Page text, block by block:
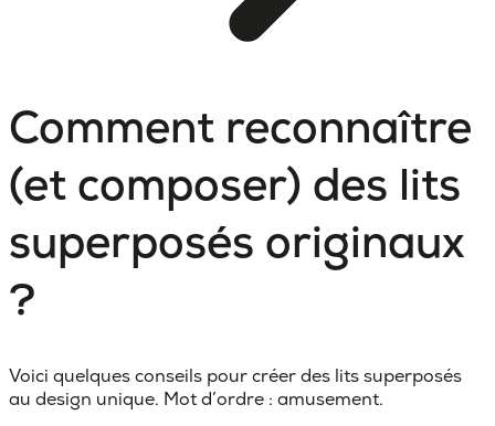
Comment reconnaître
(et composer) des lits
superposés originaux
?
Voici quelques conseils pour créer des lits superposés
au design unique. Mot d’ordre : amusement.